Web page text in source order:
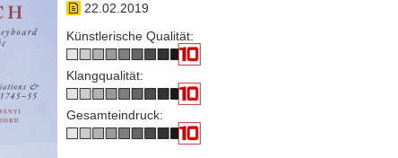
22.02.2019
Künstlerische Qualität:
Klangqualität:
Gesamteindruck: